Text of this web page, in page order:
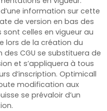
information sur cette
de version en bas des
sont celles en vigueur au
lors de la création du
CGU se substituera de
et s’appliquera à tous
d’inscription. Optimicall
modification aux
se prévaloir d’un